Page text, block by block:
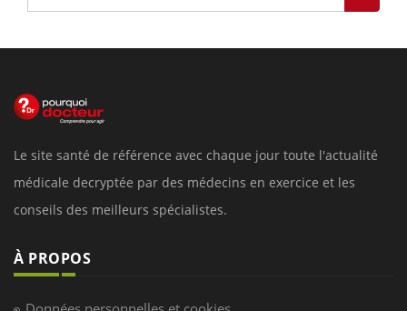
Le site santé de référence avec chaque jour toute l'actualité
médicale decryptée par des médecins en exercice et les
conseils des meilleurs spécialistes.
À PROPOS